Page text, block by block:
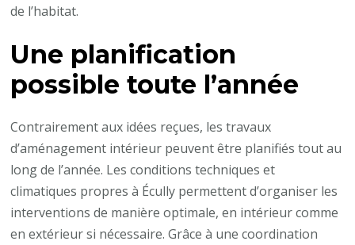
de l’habitat.
Une planification
possible toute l’année
Contrairement aux idées reçues, les travaux
d’aménagement intérieur peuvent être planifiés tout au
long de l’année. Les conditions techniques et
climatiques propres à Écully permettent d’organiser les
interventions de manière optimale, en intérieur comme
en extérieur si nécessaire. Grâce à une coordination